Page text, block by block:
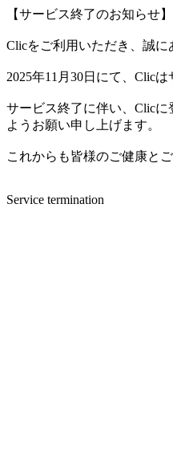
【サービス終了のお知らせ】
Clicをご利用いただき、誠に
2025年11月30日にて、Clic
サービス終了に伴い、Clic
ようお願い申し上げます。
これからも皆様のご健康と
Service termination